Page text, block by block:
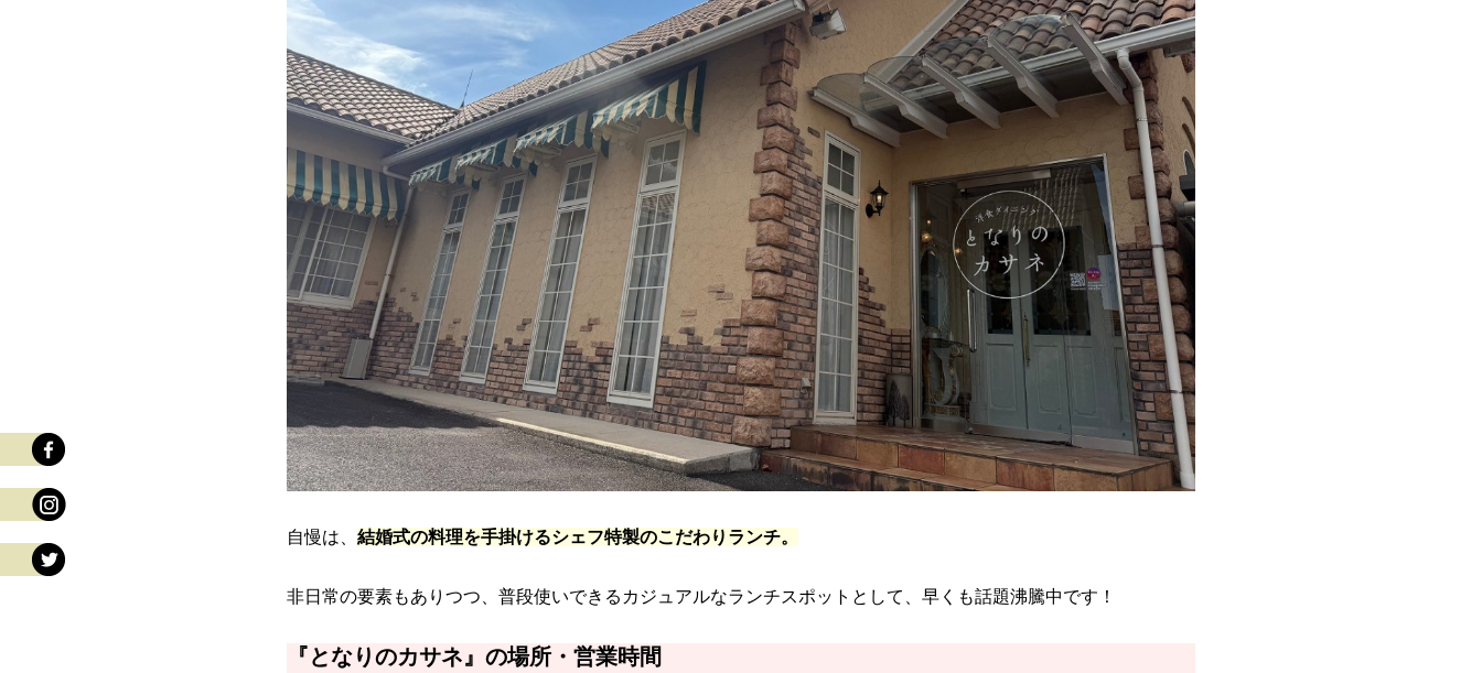
自慢は、 結婚式の料理を手掛けるシェフ特製のこだわりランチ。
非日常の要素もありつつ、普段使いできるカジュアルなランチスポットとして、早くも話題沸騰中です！
『となりのカサネ』の場所・営業時間